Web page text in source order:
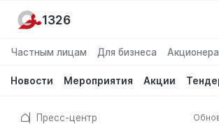
Частным лицам Для бизнеса
Новости Мероприятия Акции
1326
Пресс-центр